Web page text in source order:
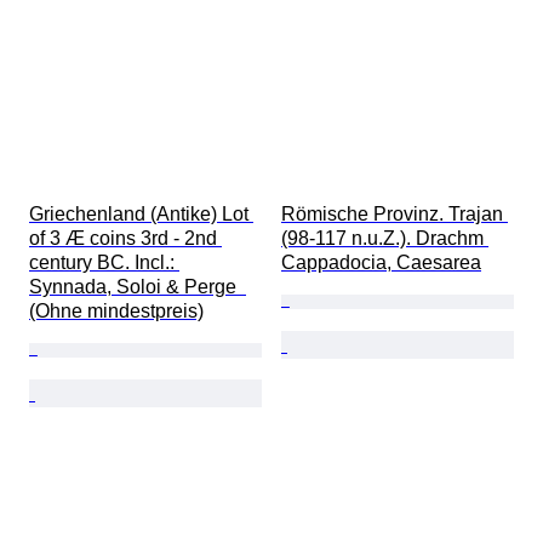
Griechenland (Antike) Lot
of 3 Æ coins 3rd - 2nd
century BC. Incl.:
Synnada, Soloi & Perge
(Ohne mindestpreis)
Römische Provinz. Trajan
(98-117 n.u.Z.). Drachm
Cappadocia, Caesarea